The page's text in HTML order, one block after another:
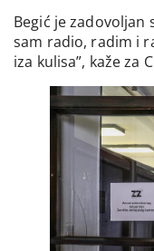
Begić je zadovoljan
sam radio, radim i
iza kulisa”, kaže za